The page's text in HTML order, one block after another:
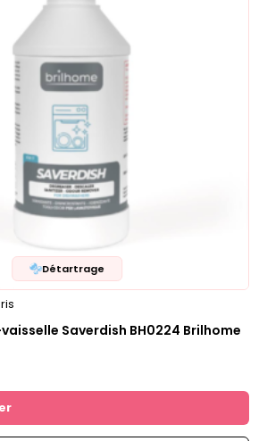
Détartrage
Saverdish BH0224 Brilhome